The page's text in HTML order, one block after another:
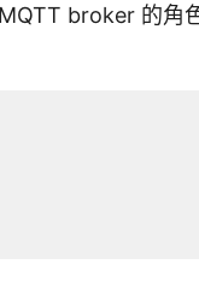
broker 的角